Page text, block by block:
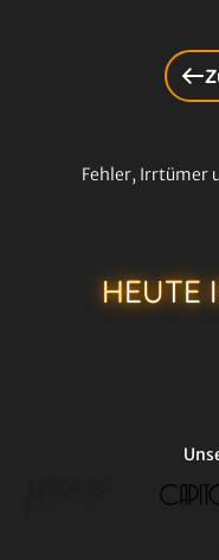
Fehler, Irrtümer
HEUTE